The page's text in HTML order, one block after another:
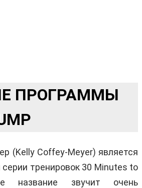
ПРОГРАММЫ
(Kelly Coffey-Meyer) является
тренировок 30 Minutes to
название звучит очень